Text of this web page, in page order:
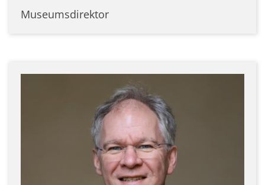
Museumsdirektor